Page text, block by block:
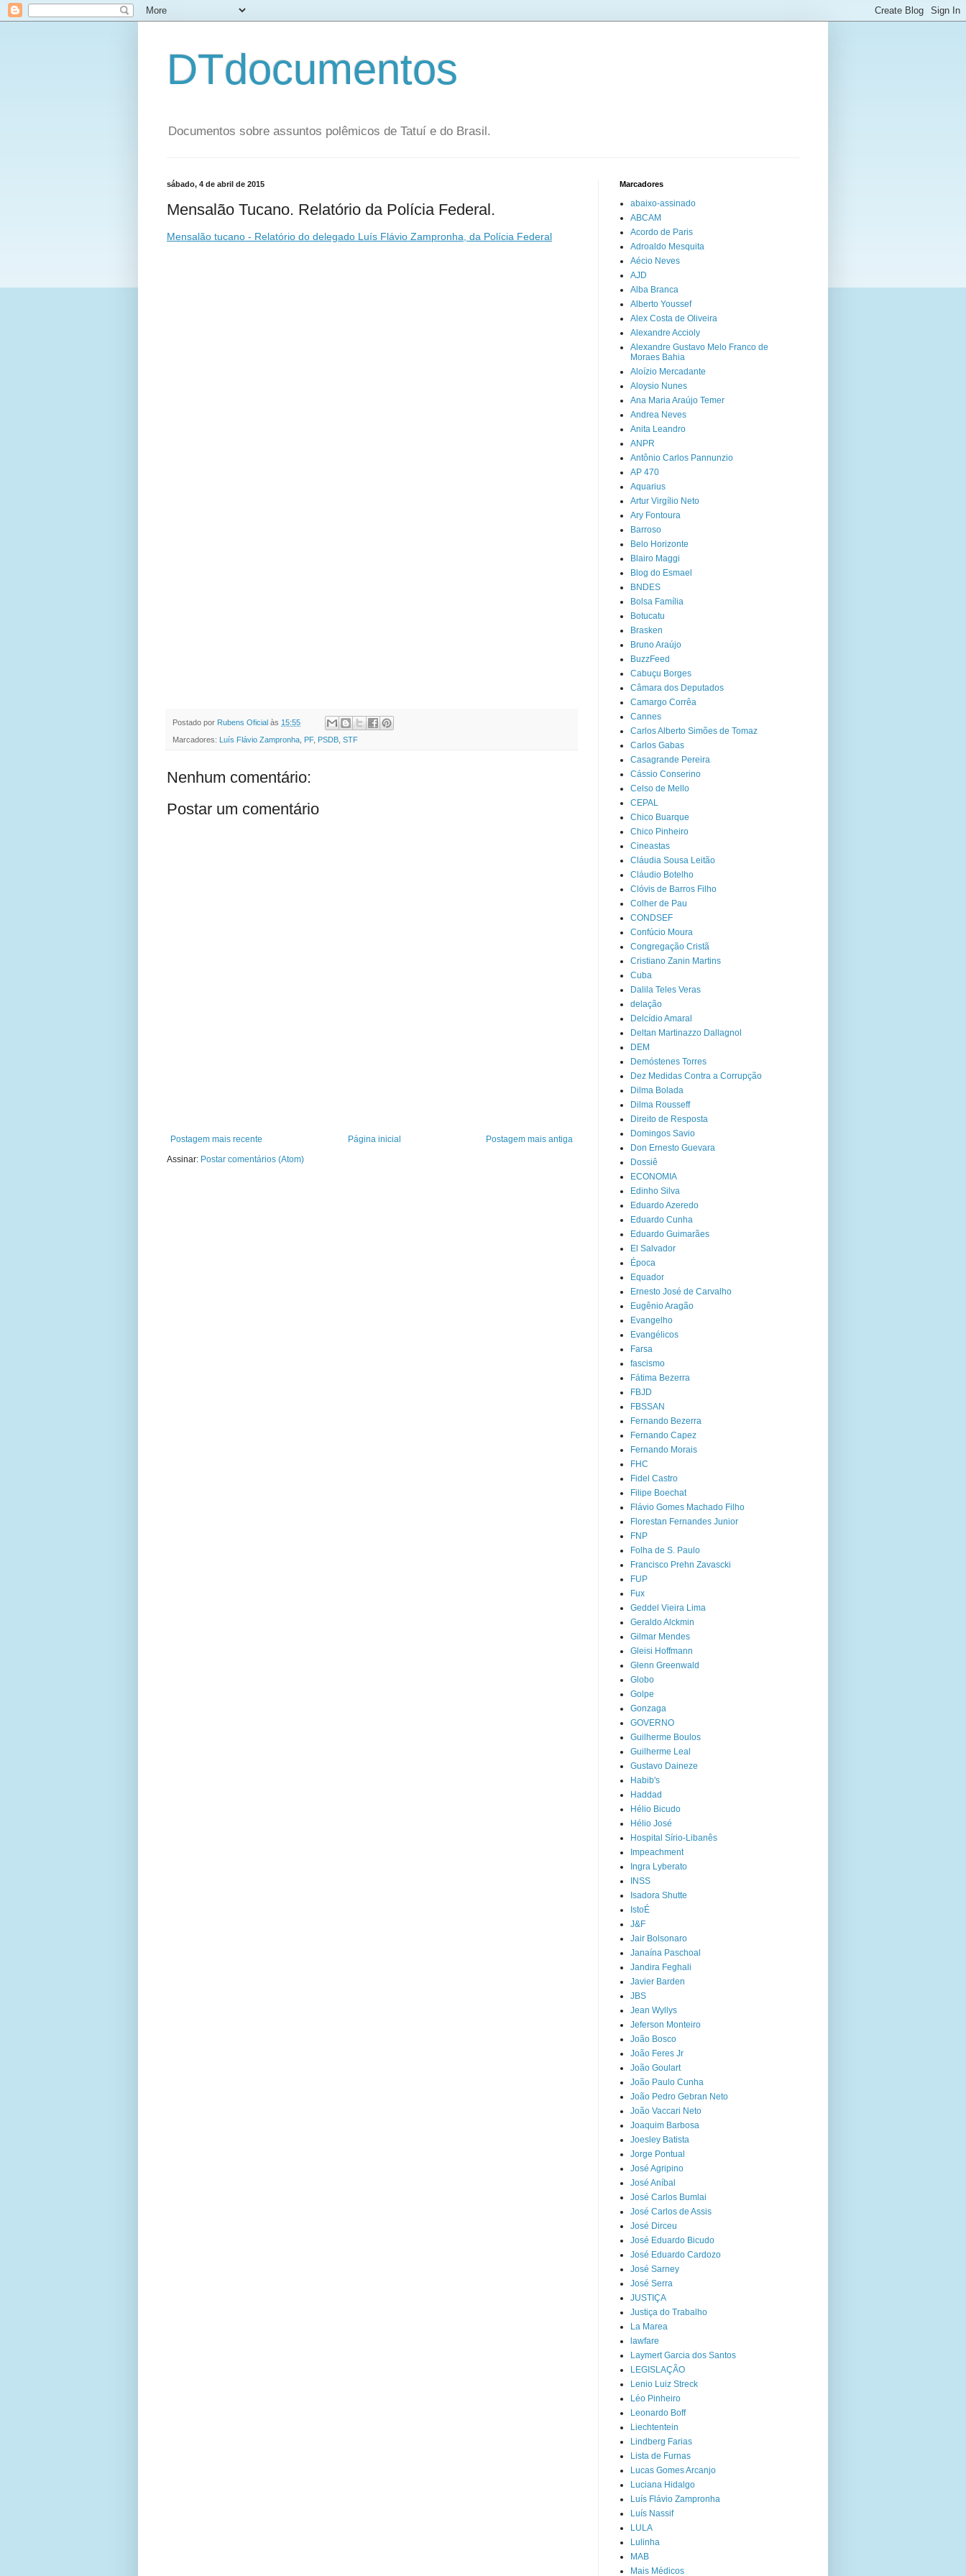
DTdocumentos
Documentos sobre assuntos polêmicos de Tatuí e do Brasil.
sábado, 4 de abril de 2015
Mensalão Tucano. Relatório da Polícia Federal.
Mensalão tucano - Relatório do delegado Luís Flávio Zampronha, da Polícia Federal
Postado por Rubens Oficial às 15:55
Marcadores: Luís Flávio Zampronha, PF, PSDB, STF
Nenhum comentário:
Postar um comentário
Postagem mais recente Postagem mais antiga
Página inicial
Assinar: Postar comentários (Atom)
Marcadores
abaixo-assinado
ABCAM
Acordo de Paris
Adroaldo Mesquita
Aécio Neves
AJD
Alba Branca
Alberto Youssef
Alex Costa de Oliveira
Alexandre Accioly
Alexandre Gustavo Melo Franco de
Moraes Bahia
Aloízio Mercadante
Aloysio Nunes
Ana Maria Araújo Temer
Andrea Neves
Anita Leandro
ANPR
Antônio Carlos Pannunzio
AP 470
Aquarius
Artur Virgílio Neto
Ary Fontoura
Barroso
Belo Horizonte
Blairo Maggi
Blog do Esmael
BNDES
Bolsa Família
Botucatu
Brasken
Bruno Araújo
BuzzFeed
Cabuçu Borges
Câmara dos Deputados
Camargo Corrêa
Cannes
Carlos Alberto Simões de Tomaz
Carlos Gabas
Casagrande Pereira
Cássio Conserino
Celso de Mello
CEPAL
Chico Buarque
Chico Pinheiro
Cineastas
Cláudia Sousa Leitão
Cláudio Botelho
Clóvis de Barros Filho
Colher de Pau
CONDSEF
Confúcio Moura
Congregação Cristã
Cristiano Zanin Martins
Cuba
Dalila Teles Veras
delação
Delcídio Amaral
Deltan Martinazzo Dallagnol
DEM
Demóstenes Torres
Dez Medidas Contra a Corrupção
Dilma Bolada
Dilma Rousseff
Direito de Resposta
Domingos Savio
Don Ernesto Guevara
Dossiê
ECONOMIA
Edinho Silva
Eduardo Azeredo
Eduardo Cunha
Eduardo Guimarães
El Salvador
Época
Equador
Ernesto José de Carvalho
Eugênio Aragão
Evangelho
Evangélicos
Farsa
fascismo
Fátima Bezerra
FBJD
FBSSAN
Fernando Bezerra
Fernando Capez
Fernando Morais
FHC
Fidel Castro
Filipe Boechat
Flávio Gomes Machado Filho
Florestan Fernandes Junior
FNP
Folha de S. Paulo
Francisco Prehn Zavascki
FUP
Fux
Geddel Vieira Lima
Geraldo Alckmin
Gilmar Mendes
Gleisi Hoffmann
Glenn Greenwald
Globo
Golpe
Gonzaga
GOVERNO
Guilherme Boulos
Guilherme Leal
Gustavo Daineze
Habib's
Haddad
Hélio Bicudo
Hélio José
Hospital Sírio-Libanês
Impeachment
Ingra Lyberato
INSS
Isadora Shutte
IstoÉ
J&F
Jair Bolsonaro
Janaína Paschoal
Jandira Feghali
Javier Barden
JBS
Jean Wyllys
Jeferson Monteiro
João Bosco
João Feres Jr
João Goulart
João Paulo Cunha
João Pedro Gebran Neto
João Vaccari Neto
Joaquim Barbosa
Joesley Batista
Jorge Pontual
José Agripino
José Aníbal
José Carlos Bumlai
José Carlos de Assis
José Dirceu
José Eduardo Bicudo
José Eduardo Cardozo
José Sarney
José Serra
JUSTIÇA
Justiça do Trabalho
La Marea
lawfare
Laymert Garcia dos Santos
LEGISLAÇÃO
Lenio Luiz Streck
Léo Pinheiro
Leonardo Boff
Liechtentein
Lindberg Farias
Lista de Furnas
Lucas Gomes Arcanjo
Luciana Hidalgo
Luís Flávio Zampronha
Luís Nassif
LULA
Lulinha
MAB
Mais Médicos